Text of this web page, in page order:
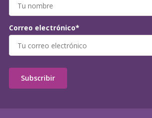
Correo electrónico*
Subscribir